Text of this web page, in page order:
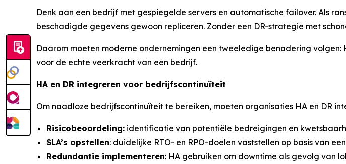
Denk aan een bedrijf met gespiegelde servers en automatische failover. Als
beschadigde gegevens gewoon repliceren. Zonder een DR-strategie met
Daarom moeten moderne ondernemingen een tweeledige benadering
voor de echte veerkracht van een bedrijf.
HA en DR integreren voor bedrijfscontinuïteit
Om naadloze bedrijfscontinuïteit te bereiken, moeten organisaties HA en DR
Risicobeoordeling: identificatie van potentiële bedreigingen en
SLA’s opstellen: duidelijke RTO- en RPO-doelen vaststellen op basis van
Redundantie implementeren: HA gebruiken om downtime als gevolg van